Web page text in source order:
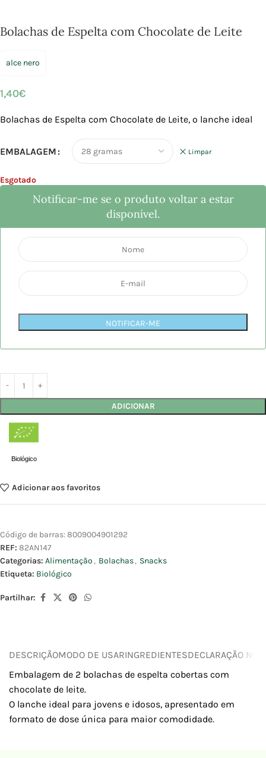
Bolachas de Espelta com Chocolate de Leite
alce nero
1,40€
Bolachas de Espelta com Chocolate de Leite, o lanche ideal
EMBALAGEM Limpar
Esgotado
Notificar-me se o produto voltar a estar
disponível.
NOTIFICAR-ME
ADICIONAR
Biológico
Adicionar aos favoritos
Código de barras:8009004901292
REF: 82AN147
Categorias: Alimentação , Bolachas, Snacks
Etiqueta: Biológico
Partilhar:
DESCRIÇÃOMODO DE USARINGREDIENTESDECLARAÇÃO
Embalagem de 2 bolachas de espelta cobertas com
chocolate de leite.
O lanche ideal para jovens e idosos, apresentado em
formato de dose única para maior comodidade.